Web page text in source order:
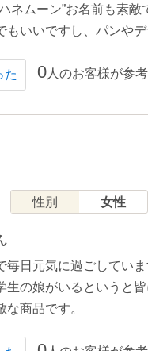
ネムーン”お名前も素
もいいですし、パンや
た 0人のお客様が参
性別 女性
毎日元気に過ごしていま
生の娘がいるというと皆
な商品です。